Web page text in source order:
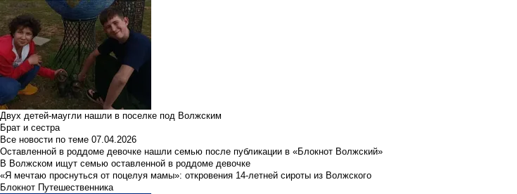
Двух детей-маугли нашли в поселке под Волжским
Брат и сестра
Все новости по теме 07.04.2026
Оставленной в роддоме девочке нашли семью после публикации в «Блокнот Волжский»
В Волжском ищут семью оставленной в роддоме девочке
«Я мечтаю проснуться от поцелуя мамы»: откровения 14-летней сироты из Волжского
Блокнот Путешественника